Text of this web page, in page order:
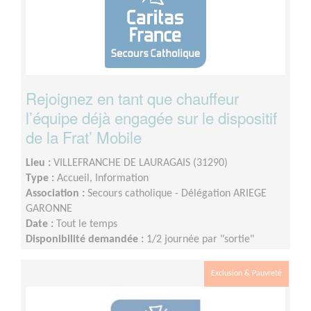
Rejoignez en tant que chauffeur
l’équipe déjà engagée sur le dispositif
de la Frat’ Mobile
Lieu : VILLEFRANCHE DE LAURAGAIS (31290)
Type : Accueil, Information
Association : Secours catholique - Délégation ARIEGE
GARONNE
Date :
Tout le temps
Disponibilité demandée : 1/2 journée par "sortie"
Exclusion & Pauvreté